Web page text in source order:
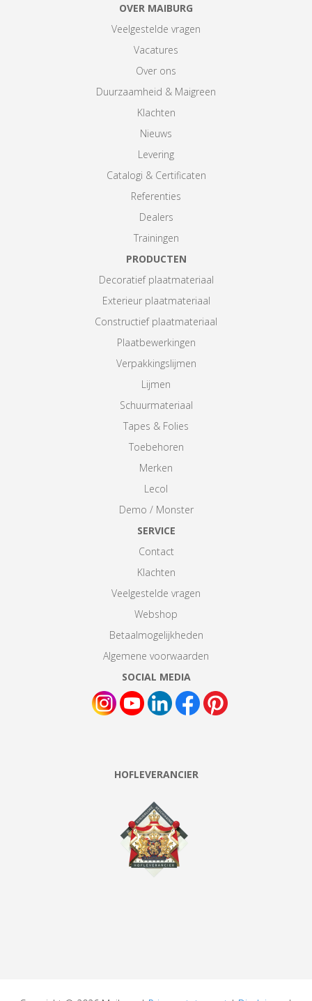
OVER MAIBURG
Veelgestelde vragen
Vacatures
Over ons
Duurzaamheid & Maigreen
Klachten
Nieuws
Levering
Catalogi & Certificaten
Referenties
Dealers
Trainingen
PRODUCTEN
Decoratief plaatmateriaal
Exterieur plaatmateriaal
Constructief plaatmateriaal
Plaatbewerkingen
Verpakkingslijmen
Lijmen
Schuurmateriaal
Tapes & Folies
Toebehoren
Merken
Lecol
Demo / Monster
SERVICE
Contact
Klachten
Veelgestelde vragen
Webshop
Betaalmogelijkheden
Algemene voorwaarden
SOCIAL MEDIA
HOFLEVERANCIER